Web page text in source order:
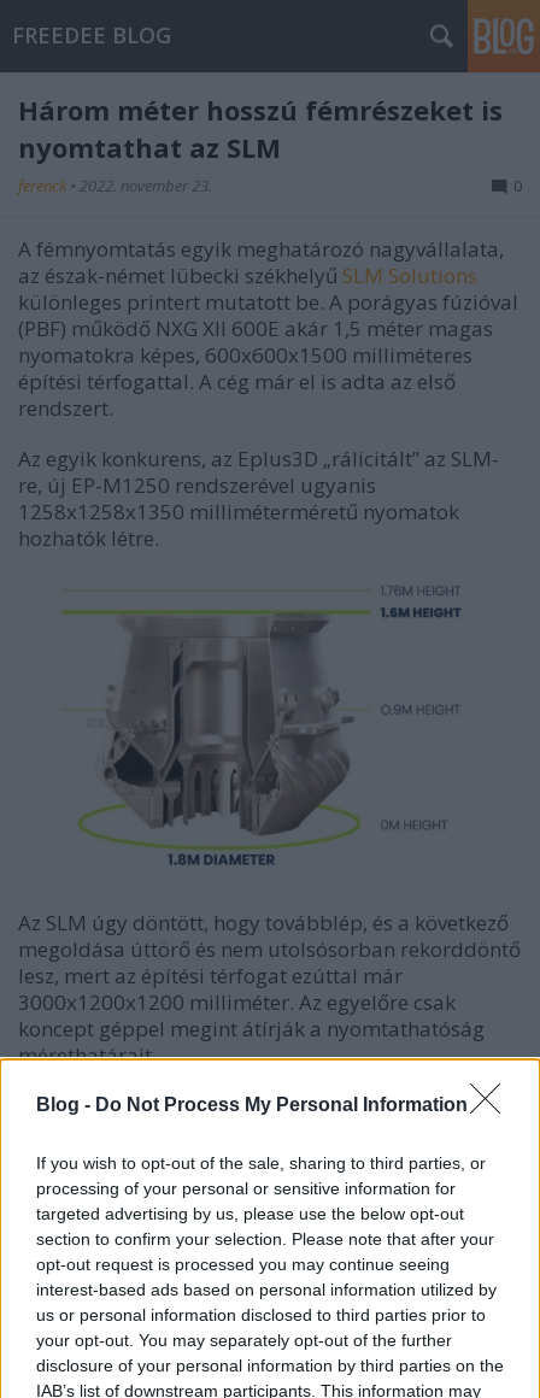
Blog - Do Not Process My Personal Information
If you wish to opt-out of the sale, sharing to third parties, or
processing of your personal or sensitive information for
targeted advertising by us, please use the below opt-out
section to confirm your selection. Please note that after your
opt-out request is processed you may continue seeing
interest-based ads based on personal information utilized by
us or personal information disclosed to third parties prior to
your opt-out. You may separately opt-out of the further
disclosure of your personal information by third parties on the
IAB’s list of downstream participants. This information may
FREEDEE BLOG
Három méter hosszú fémrészeket is
nyomtathat az SLM
ferenck • 2022. november 23. 0
A fémnyomtatás egyik meghatározó nagyvállalata,
az észak-német lübecki székhelyű SLM Solutions
különleges printert mutatott be. A porágyas fúzióval
(PBF) működő NXG XII 600E akár 1,5 méter magas
nyomatokra képes, 600x600x1500 milliméteres
építési térfogattal. A cég már el is adta az első
rendszert.
Az egyik konkurens, az Eplus3D „rálicitált” az SLM-
re, új EP-M1250 rendszerével ugyanis
1258x1258x1350 milliméterméretű nyomatok
hozhatók létre.
Az SLM úgy döntött, hogy továbblép, és a következő
megoldása úttörő és nem utolsósorban rekorddöntő
lesz, mert az építési térfogat ezúttal már
3000x1200x1200 milliméter. Az egyelőre csak
koncept géppel megint átírják a nyomtathatóság
mérethatárait.
Az egyedi méretű darabok gyártását lehetővé tevő
rendszer magegységből és rugalmasan alakítható
méretű burkolatrészből áll. A felhasználók saját
elképzeléseiknek megfelelően variálhatják a printek
nagyságát, egyedivé téve a gyártást.